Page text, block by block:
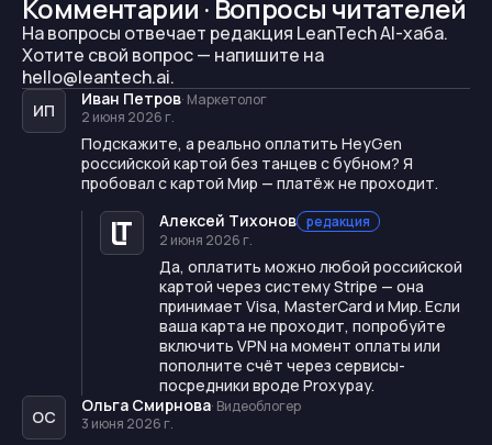
Комментарии · Вопросы читателей
На вопросы отвечает редакция LeanTech AI-хаба.
Хотите свой вопрос — напишите на
hello@leantech.ai.
ИП
Иван Петров· Маркетолог
2 июня 2026 г.
Подскажите, а реально оплатить HeyGen
российской картой без танцев с бубном? Я
пробовал с картой Мир — платёж не проходит.
Алексей Тихонов редакция
2 июня 2026 г.
Да, оплатить можно любой российской
картой через систему Stripe — она
принимает Visa, MasterCard и Мир. Если
ваша карта не проходит, попробуйте
включить VPN на момент оплаты или
пополните счёт через сервисы-
посредники вроде Proxypay.
ОС
Ольга Смирнова· Видеоблогер
3 июня 2026 г.